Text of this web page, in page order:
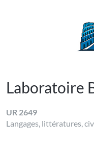
Laboratoire
UR 2649
Langages, littératures,